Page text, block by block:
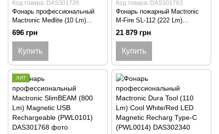
Код товара: DAS301726
Фонарь профессиональный
Mactronic Medlite (10 Lm)
(PHH0081)
696 грн
Купить
Код товара: DAS301763
Фонарь пожарный Mactronic
M-Fire SL-112 (222 Lm)
Rechargeable Ex-ATEX
(PSL0111)
21 879 грн
Купить
ХИТ